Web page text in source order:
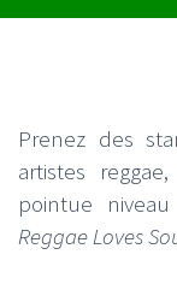
Prenez des
artistes
pointue
Reggae Loves